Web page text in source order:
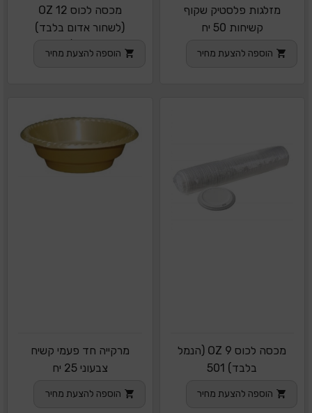
מזלגות פלסטיק שקוף
קשיחות 50 יח
הוספה להצעת מחיר
מכסה לכוס 12 OZ
(לשחור אדום בלבד)
הוספה להצעת מחיר
מכסה לכוס 9 OZ (הנמל
בלבד) 501
הוספה להצעת מחיר
מרקייה חד פעמי קשיח
צבעוני 25 יח
הוספה להצעת מחיר